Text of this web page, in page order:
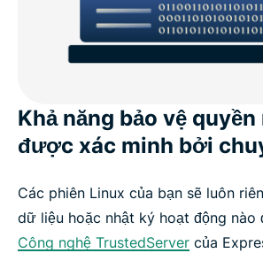
Khả năng bảo vệ
được xác minh bởi
Các phiên Linux của bạn sẽ luôn
dữ liệu hoặc nhật ký hoạt động nào
Công nghệ TrustedServer của